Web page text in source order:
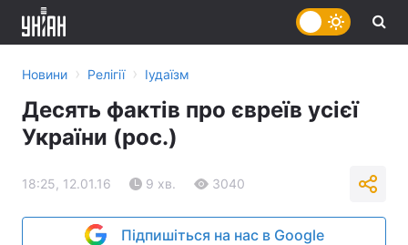
Новини › Релігії › Іудаїзм
Десять фактів про євреїв усієї
України (рос.)
18:25, 12.01.16 9 хв. 3040
Підпишіться на нас в Google